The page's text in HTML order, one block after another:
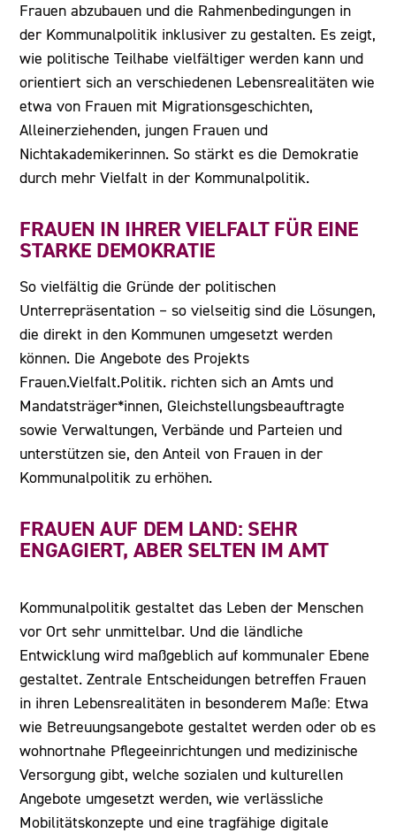
Frauen abzubauen und die Rahmenbedingungen in
der Kommunalpolitik inklusiver zu gestalten. Es zeigt,
wie politische Teilhabe vielfältiger werden kann und
orientiert sich an verschiedenen Lebensrealitäten wie
etwa von Frauen mit Migrationsgeschichten,
Alleinerziehenden, jungen Frauen und
Nichtakademikerinnen. So stärkt es die Demokratie
durch mehr Vielfalt in der Kommunalpolitik.
FRAUEN IN IHRER VIELFALT FÜR EINE
STARKE DEMOKRATIE
So vielfältig die Gründe der politischen
Unterrepräsentation – so vielseitig sind die Lösungen,
die direkt in den Kommunen umgesetzt werden
können. Die Angebote des Projekts
Frauen.Vielfalt.Politik. richten sich an Amts und
Mandatsträger*innen, Gleichstellungsbeauftragte
sowie Verwaltungen, Verbände und Parteien und
unterstützen sie, den Anteil von Frauen in der
Kommunalpolitik zu erhöhen.
FRAUEN AUF DEM LAND: SEHR
ENGAGIERT, ABER SELTEN IM AMT
Kommunalpolitik gestaltet das Leben der Menschen
vor Ort sehr unmittelbar. Und die ländliche
Entwicklung wird maßgeblich auf kommunaler Ebene
gestaltet. Zentrale Entscheidungen betreffen Frauen
in ihren Lebensrealitäten in besonderem Maße: Etwa
wie Betreuungsangebote gestaltet werden oder ob es
wohnortnahe Pflegeeinrichtungen und medizinische
Versorgung gibt, welche sozialen und kulturellen
Angebote umgesetzt werden, wie verlässliche
Mobilitätskonzepte und eine tragfähige digitale